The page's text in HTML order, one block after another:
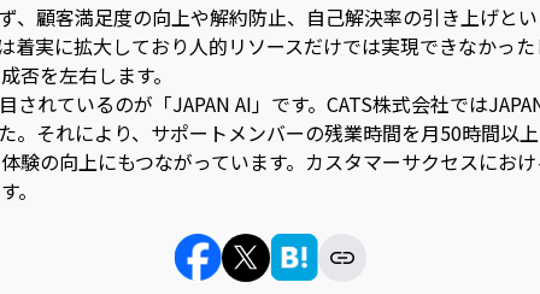
顧客満足度の向上や解約防止、自己解決率の引き上げと
実に拡大しており人的リソースだけでは実現できなかっ
否を左右します。
れているのが「JAPAN AI」です。CATS株式会社では
それにより、サポートメンバーの残業時間を月50時間
の向上にもつながっています。カスタマーサクセスにお
。